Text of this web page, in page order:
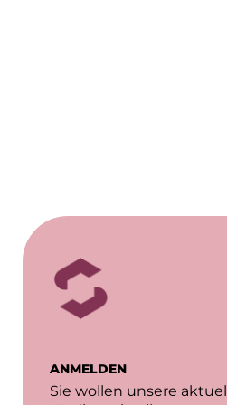
Hallberger
HERZOG MAX
Hotel Königshof
ANMELDEN
Sie wollen unsere